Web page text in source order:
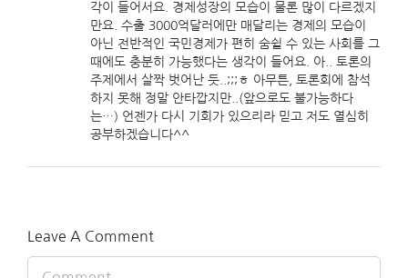
각이 들어서요. 경제성장의 모습이 물론 많이 다르겠지
만요. 수출 3000억달러에만 매달리는 경제의 모습이
아닌 전반적인 국민경제가 편히 숨쉴 수 있는 사회를 그
때에도 충분히 가능했다는 생각이 들어요. 아.. 토론의
주제에서 살짝 벗어난 듯..;;;ㅎ 아무튼, 토론회에 참석
하지 못해 정말 안타깝지만..(앞으로도 불가능하다
는…) 언젠가 다시 기회가 있으리라 믿고 저도 열심히
공부하겠습니다^^
Leave A Comment